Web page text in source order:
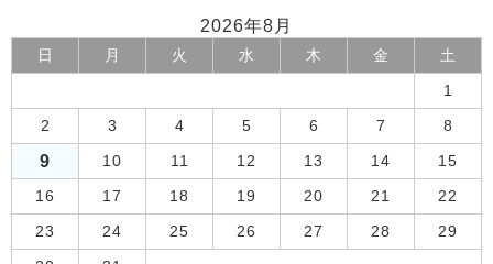
2026年8月
日 月 火 水 木 金 土
1
2 3 4 5 6 7 8
9 10 11 12 13 14 15
16 17 18 19 20 21 22
23 24 25 26 27 28 29